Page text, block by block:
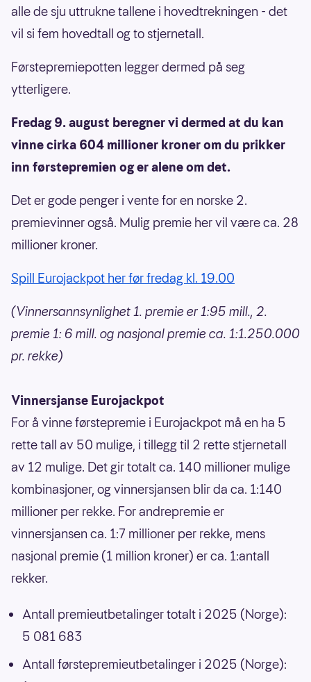
alle de sju uttrukne tallene i hovedtrekningen - det
vil si fem hovedtall og to stjernetall.
Førstepremiepotten legger dermed på seg
ytterligere.
Fredag 9. august beregner vi dermed at du kan
vinne cirka 604 millioner kroner om du prikker
inn førstepremien og er alene om det.
Det er gode penger i vente for en norske 2.
premievinner også. Mulig premie her vil være ca. 28
millioner kroner.
Spill Eurojackpot her før fredag kl. 19.00
(Vinnersannsynlighet 1. premie er 1:95 mill., 2.
premie 1: 6 mill. og nasjonal premie ca. 1:1.250.000
pr. rekke)
Vinnersjanse Eurojackpot
For å vinne førstepremie i Eurojackpot må en ha 5
rette tall av 50 mulige, i tillegg til 2 rette stjernetall
av 12 mulige. Det gir totalt ca. 140 millioner mulige
kombinasjoner, og vinnersjansen blir da ca. 1:140
millioner per rekke. For andrepremie er
vinnersjansen ca. 1:7 millioner per rekke, mens
nasjonal premie (1 million kroner) er ca. 1:antall
rekker.
Antall premieutbetalinger totalt i 2025 (Norge):
5 081 683
Antall førstepremieutbetalinger i 2025 (Norge):